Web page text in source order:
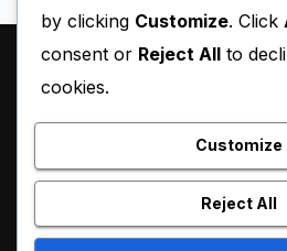
Proudly powered by WordPress|
by clicking Customize. Click
consent or Reject All to
cookies.
Customize
Reject All